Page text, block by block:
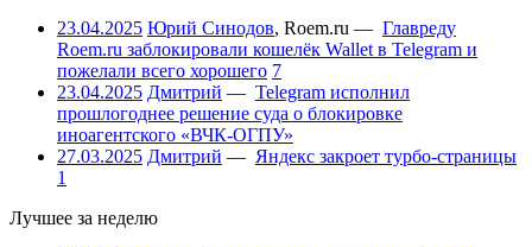
23.04.2025 Юрий Синодов, Roem.ru — Главреду
Roem.ru заблокировали кошелёк Wallet в Telegram и
пожелали всего хорошего 7
23.04.2025 Дмитрий — Telegram исполнил
прошлогоднее решение суда о блокировке
иноагентского «ВЧК-ОГПУ»
27.03.2025 Дмитрий — Яндекс закроет турбо-страницы
1
Лучшее за неделю